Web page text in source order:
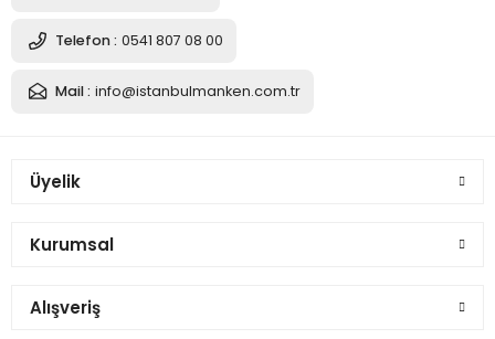
Telefon : 0541 807 08 00
Mail : info@istanbulmanken.com.tr
Üyelik
Kurumsal
Alışveriş